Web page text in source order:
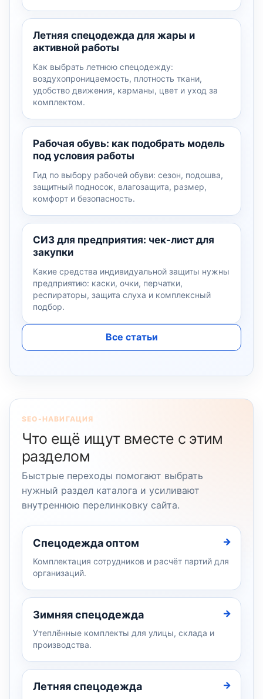
Летняя спецодежда для жары и
активной работы
Как выбрать летнюю спецодежду:
воздухопроницаемость, плотность ткани,
удобство движения, карманы, цвет и уход за
комплектом.
Рабочая обувь: как подобрать модель
под условия работы
Гид по выбору рабочей обуви: сезон, подошва,
защитный подносок, влагозащита, размер,
комфорт и безопасность.
СИЗ для предприятия: чек-лист для
закупки
Какие средства индивидуальной защиты нужны
предприятию: каски, очки, перчатки,
респираторы, защита слуха и комплексный
подбор.
Все статьи
SEO-НАВИГАЦИЯ
Что ещё ищут вместе с этим
разделом
Быстрые переходы помогают выбрать
нужный раздел каталога и усиливают
внутреннюю перелинковку сайта.
Спецодежда оптом
Комплектация сотрудников и расчёт партий для
организаций.
Зимняя спецодежда
Утеплённые комплекты для улицы, склада и
производства.
Летняя спецодежда